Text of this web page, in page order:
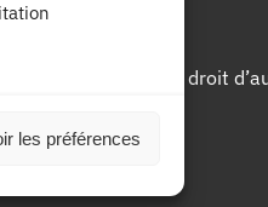
les préférences
sont protégés par le droit